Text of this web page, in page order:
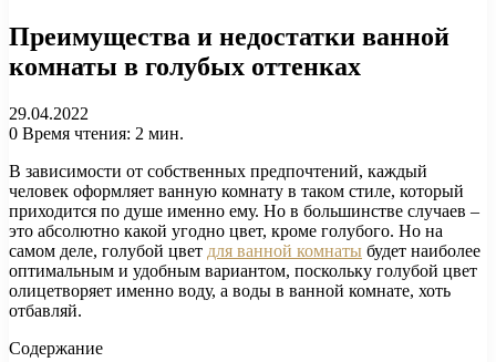
Преимущества и недостатки ванной
комнаты в голубых оттенках
29.04.2022
0 Время чтения: 2 мин.
В зависимости от собственных предпочтений, каждый
человек оформляет ванную комнату в таком стиле, который
приходится по душе именно ему. Но в большинстве случаев –
это абсолютно какой угодно цвет, кроме голубого. Но на
самом деле, голубой цвет для ванной комнаты будет наиболее
оптимальным и удобным вариантом, поскольку голубой цвет
олицетворяет именно воду, а воды в ванной комнате, хоть
отбавляй.
Содержание